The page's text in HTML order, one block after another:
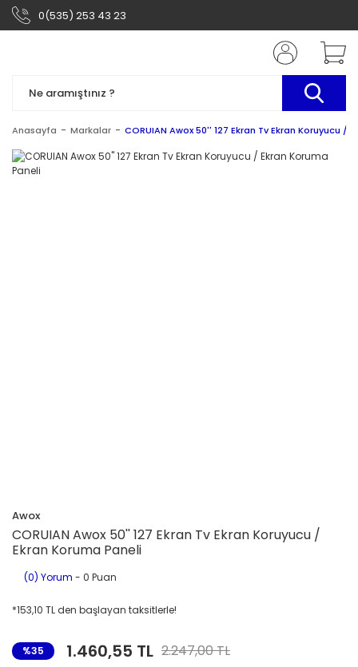
0(535) 253 43 23
Anasayfa Markalar CORUIAN Awox 50'' 127 Ekran Tv Ekran Koruyucu /
Awox
CORUIAN Awox 50'' 127 Ekran Tv Ekran Koruyucu /
Ekran Koruma Paneli
(0) Yorum - 0 Puan
*153,10 TL den başlayan taksitlerle!
%35 1.460,55 TL 2.247,00 TL